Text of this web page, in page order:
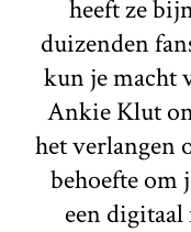
heeft ze
duizenden
kun je macht
Ankie Klut
het verlangen
behoefte om
een digitaal